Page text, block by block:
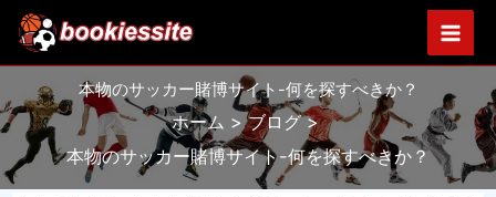
を
キ
プ
本物のサッカー賭博サイト-何を探すべきか？
ホーム
ブログ
本物のサッカー賭博サイト-何を探すべきか？